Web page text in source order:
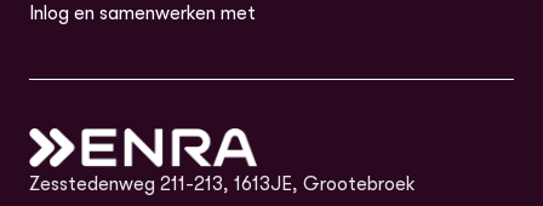
Inlog en samenwerken met
Zesstedenweg 211-213, 1613JE, Grootebroek